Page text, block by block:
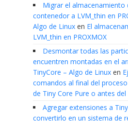
Migrar el almacenamiento
contenedor a LVM_thin en
Algo de Linux en El
LVM_thin en PROXMOX
Desmontar todas las
encuentren montadas en el
TinyCore – Algo de Linux en
comandos al final del
de Tiny Core Pure o antes
Agregar extensiones a
convertirlo en un sistema de